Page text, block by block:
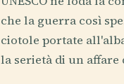
che la guerra così
ciotole portate
la serietà di un affare